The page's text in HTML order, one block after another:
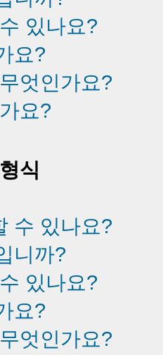
있나요?
요?
엇인가요?
요?
식
수 있나요?
니까?
있나요?
요?
엇인가요?